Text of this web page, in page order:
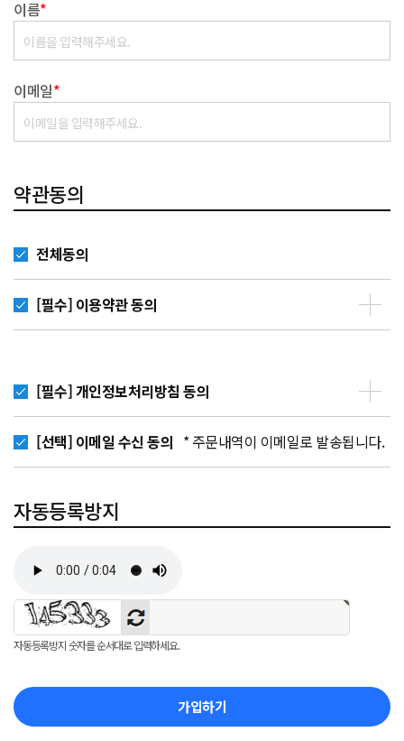
이름*
이메일*
약관동의
전체동의
[필수] 이용약관 동의
[필수] 개인정보처리방침 동의
[선택] 이메일 수신 동의 * 주문내역이 이메일로 발송됩니다.
자동등록방지
자동등록방지 숫자를 순서대로 입력하세요.
가입하기